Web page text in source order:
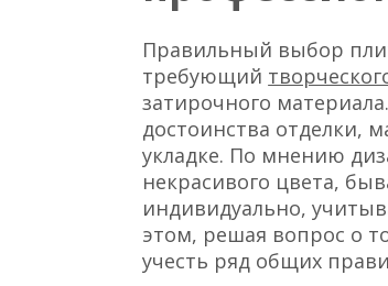
Правильный выбор
требующий
затирочного
достоинства отделки,
укладке. По мнению
некрасивого цвета,
индивидуально,
этом, решая вопрос о
учесть ряд общих